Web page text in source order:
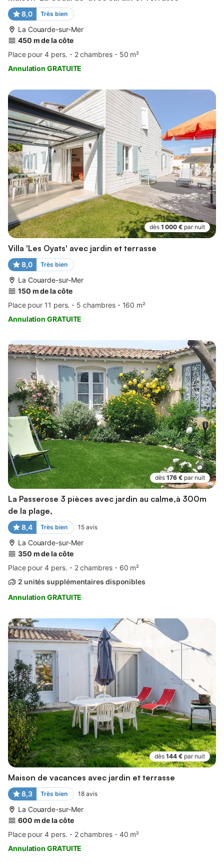
8,0 Très bien
La Couarde-sur-Mer
450 m de la côte
Place pour 4 pers.
2 chambres
50 m²
Annulation GRATUITE
dès 1 000 € par nuit
Villa 'Les Oyats' avec jardin et terrasse
8,0 Très bien
La Couarde-sur-Mer
150 m de la côte
Place pour 11 pers.
5 chambres
160 m²
Annulation GRATUITE
dès 176 € par nuit
La Passerose 3 pièces avec jardin au calme,à 300m
de la plage,
8,4 Très bien 15 avis
La Couarde-sur-Mer
350 m de la côte
Place pour 4 pers.
2 chambres
60 m²
2 unités supplémentaires disponibles
Annulation GRATUITE
dès 144 € par nuit
Maison de vacances avec jardin et terrasse
8,3 Très bien 18 avis
La Couarde-sur-Mer
600 m de la côte
Place pour 4 pers.
2 chambres
40 m²
Annulation GRATUITE